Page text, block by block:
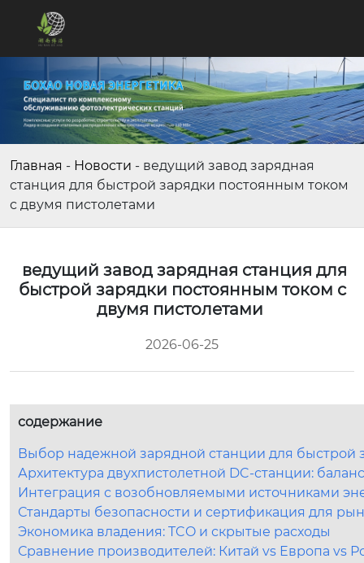
Главная - Новости - ведущий завод зарядная
станция для быстрой зарядки постоянным током
с двумя пистолетами
ведущий завод зарядная станция для
быстрой зарядки постоянным током с
двумя пистолетами
2026-06-25
содержание
Выбор надежной зарядной станции для
Архитектура двухпистолетной DC-станции:
Интеграция с возобновляемыми источниками
Стандарты безопасности и сертификация для
Экономика владения: TCO и скрытые расходы
Сравнение производителей: Китай vs Европа vs